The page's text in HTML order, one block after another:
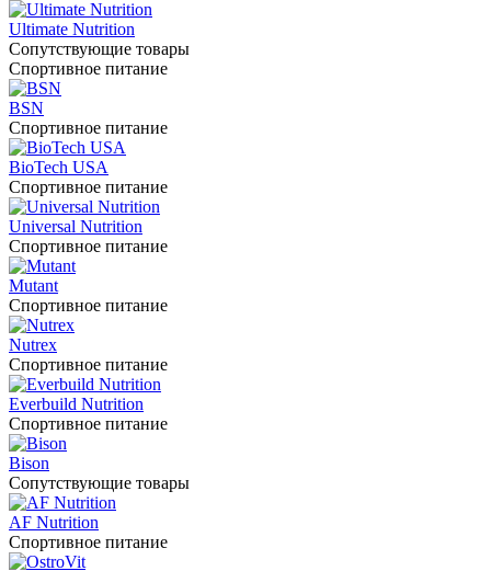
Ultimate Nutrition
Сопутствующие товары
Спортивное питание
BSN
Спортивное питание
BioTech USA
Спортивное питание
Universal Nutrition
Спортивное питание
Mutant
Спортивное питание
Nutrex
Спортивное питание
Everbuild Nutrition
Спортивное питание
Bison
Сопутствующие товары
AF Nutrition
Спортивное питание